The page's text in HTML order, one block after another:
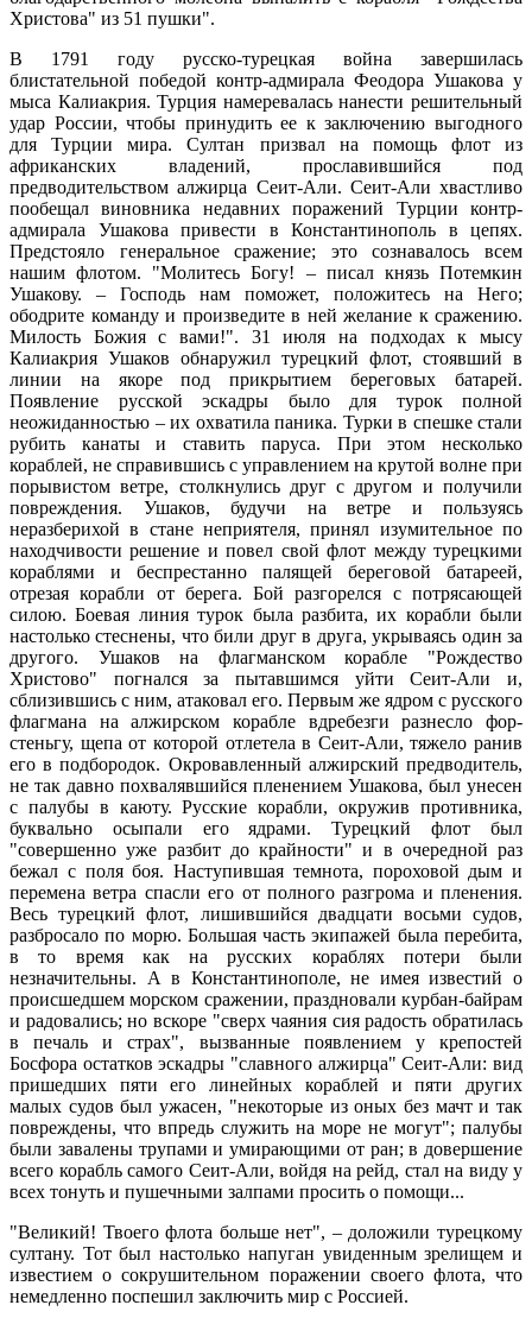
Христова" из 51 пушки".
В 1791 году русско-турецкая война завершилась
блистательной победой контр-адмирала Феодора Ушакова у
мыса Калиакрия. Турция намеревалась нанести решительный
удар России, чтобы принудить ее к заключению выгодного
для Турции мира. Султан призвал на помощь флот из
африканских владений, прославившийся под
предводительством алжирца Сеит-Али. Сеит-Али хвастливо
пообещал виновника недавних поражений Турции контр-
адмирала Ушакова привести в Константинополь в цепях.
Предстояло генеральное сражение; это сознавалось всем
нашим флотом. "Молитесь Богу! – писал князь Потемкин
Ушакову. – Господь нам поможет, положитесь на Него;
ободрите команду и произведите в ней желание к сражению.
Милость Божия с вами!". 31 июля на подходах к мысу
Калиакрия Ушаков обнаружил турецкий флот, стоявший в
линии на якоре под прикрытием береговых батарей.
Появление русской эскадры было для турок полной
неожиданностью – их охватила паника. Турки в спешке стали
рубить канаты и ставить паруса. При этом несколько
кораблей, не справившись с управлением на крутой волне при
порывистом ветре, столкнулись друг с другом и получили
повреждения. Ушаков, будучи на ветре и пользуясь
неразберихой в стане неприятеля, принял изумительное по
находчивости решение и повел свой флот между турецкими
кораблями и беспрестанно палящей береговой батареей,
отрезая корабли от берега. Бой разгорелся с потрясающей
силою. Боевая линия турок была разбита, их корабли были
настолько стеснены, что били друг в друга, укрываясь один за
другого. Ушаков на флагманском корабле "Рождество
Христово" погнался за пытавшимся уйти Сеит-Али и,
сблизившись с ним, атаковал его. Первым же ядром с русского
флагмана на алжирском корабле вдребезги разнесло фор-
стеньгу, щепа от которой отлетела в Сеит-Али, тяжело ранив
его в подбородок. Окровавленный алжирский предводитель,
не так давно похвалявшийся пленением Ушакова, был унесен
с палубы в каюту. Русские корабли, окружив противника,
буквально осыпали его ядрами. Турецкий флот был
"совершенно уже разбит до крайности" и в очередной раз
бежал с поля боя. Наступившая темнота, пороховой дым и
перемена ветра спасли его от полного разгрома и пленения.
Весь турецкий флот, лишившийся двадцати восьми судов,
разбросало по морю. Большая часть экипажей была перебита,
в то время как на русских кораблях потери были
незначительны. А в Константинополе, не имея известий о
происшедшем морском сражении, праздновали курбан-байрам
и радовались; но вскоре "сверх чаяния сия радость обратилась
в печаль и страх", вызванные появлением у крепостей
Босфора остатков эскадры "славного алжирца" Сеит-Али: вид
пришедших пяти его линейных кораблей и пяти других
малых судов был ужасен, "некоторые из оных без мачт и так
повреждены, что впредь служить на море не могут"; палубы
были завалены трупами и умирающими от ран; в довершение
всего корабль самого Сеит-Али, войдя на рейд, стал на виду у
всех тонуть и пушечными залпами просить о помощи...
"Великий! Твоего флота больше нет", – доложили турецкому
султану. Тот был настолько напуган увиденным зрелищем и
известием о сокрушительном поражении своего флота, что
немедленно поспешил заключить мир с Россией.